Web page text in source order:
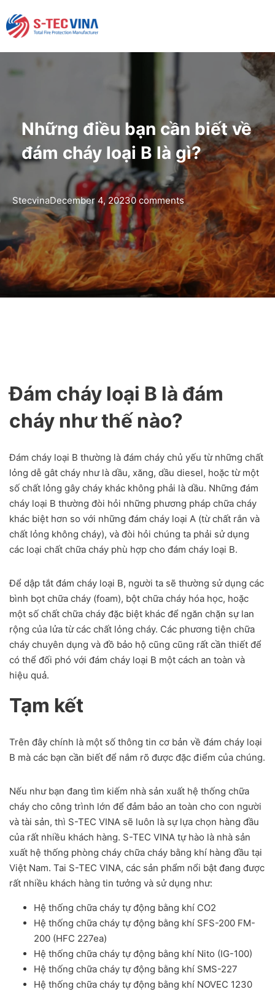
Những điều bạn cần biết về
đám cháy loại B là gì?
StecvinaDecember 4, 20230 comments
Đám cháy loại B là đám
cháy như thế nào?
Đám cháy loại B thường là đám cháy chủ yếu từ những chất
lỏng dễ gât cháy như là dầu, xăng, dầu diesel, hoặc từ một
số chất lỏng gây cháy khác không phải là dầu. Những đám
cháy loại B thường đòi hỏi những phương pháp chữa cháy
khác biệt hơn so với những đám cháy loại A (từ chất rắn và
chất lỏng không cháy), và đòi hỏi chúng ta phải sử dụng
các loại chất chữa cháy phù hợp cho đám cháy loại B.
Để dập tắt đám cháy loại B, người ta sẽ thường sử dụng các
bình bọt chữa cháy (foam), bột chữa cháy hóa học, hoặc
một số chất chữa cháy đặc biệt khác để ngăn chặn sự lan
rộng của lửa từ các chất lỏng cháy. Các phương tiện chữa
cháy chuyên dụng và đồ bảo hộ cũng cũng rất cần thiết để
có thể đối phó với đám cháy loại B một cách an toàn và
hiệu quả.
Tạm kết
Trên đây chính là một số thông tin cơ bản về đám cháy loại
B mà các bạn cần biết để nắm rõ được đặc điểm của chúng.
Nếu như bạn đang tìm kiếm nhà sản xuất hệ thống chữa
cháy cho công trình lớn để đảm bảo an toàn cho con người
và tài sản, thì S-TEC VINA sẽ luôn là sự lựa chọn hàng đầu
của rất nhiều khách hàng. S-TEC VINA tự hào là nhà sản
xuất hệ thống phòng cháy chữa cháy bằng khí hàng đầu tại
Việt Nam. Tai S-TEC VINA, các sản phẩm nổi bật đang được
rất nhiều khách hàng tin tưởng và sử dụng như:
Hệ thống chữa cháy tự động bằng khí CO2
Hệ thống chữa cháy tự động bằng khí SFS-200 FM-
200 (HFC 227ea)
Hệ thống chữa cháy tự động bằng khí Nito (IG-100)
Hệ thống chữa cháy tự động bằng khí SMS-227
Hệ thống chữa cháy tự động bằng khí NOVEC 1230